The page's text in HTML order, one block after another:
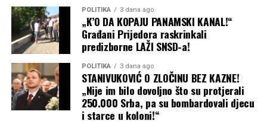
POLITIKA 3 dana ago
„K’O DA KOPAJU PANAMSKI KANAL!“
Građani Prijedora raskrinkali
predizborne LAŽI SNSD-a!
POLITIKA 3 dana ago
STANIVUKOVIĆ O ZLOČINU BEZ KAZNE!
„Nije im bilo dovoljno što su protjerali
250.000 Srba, pa su bombardovali djecu
i starce u koloni!“